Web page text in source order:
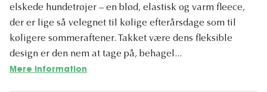
elskede hundetrøjer – en blød, elastisk og varm fleece,
der er lige så velegnet til kølige efterårsdage som til
køligere sommeraftener. Takket være dens fleksible
design er den nem at tage på, behagel...
Mere information